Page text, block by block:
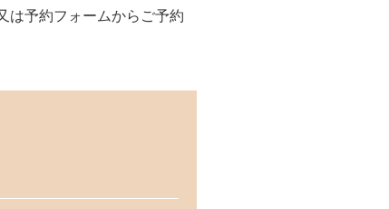
は予約フォームからご予約